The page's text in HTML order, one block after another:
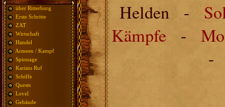
über Ritterburg
Erste Schritte
ZAT
Wirtschaft
Handel
Armeen / Kampf
Spionage
Karims Ruf
Schiffe
Quests
Level
Gebäude
Helden -
Kämpfe-